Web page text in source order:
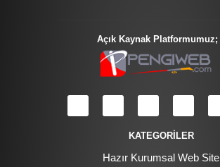
Açık Kaynak Platformumuz;
KATEGORİLER
Hazır Kurumsal Web Site